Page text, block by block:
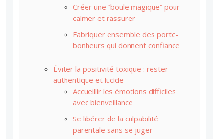
Créer une “boule magique” pour
calmer et rassurer
Fabriquer ensemble des porte-
bonheurs qui donnent confiance
Éviter la positivité toxique : rester
authentique et lucide
Accueillir les émotions difficiles
avec bienveillance
Se libérer de la culpabilité
parentale sans se juger